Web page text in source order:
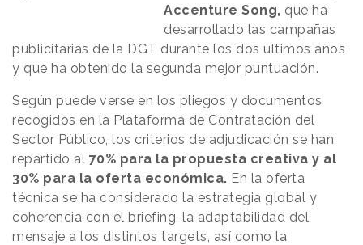
Accenture Song, que ha
desarrollado las campañas
publicitarias de la DGT durante los dos últimos años
y que ha obtenido la segunda mejor puntuación.
Según puede verse en los pliegos y documentos
recogidos en la Plataforma de Contratación del
Sector Público, los criterios de adjudicación se han
repartido al 70% para la propuesta creativa y al
30% para la oferta económica. En la oferta
técnica se ha considerado la estrategia global y
coherencia con el briefing, la adaptabilidad del
mensaje a los distintos targets, así como la